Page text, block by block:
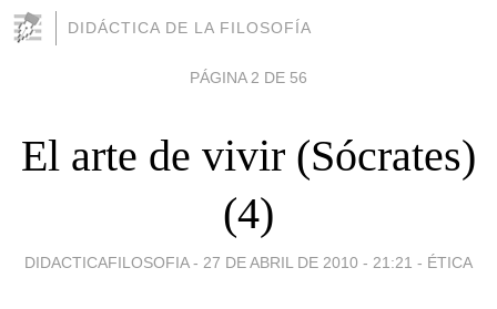
DIDÁCTICA DE LA FILOSOFÍA
PÁGINA 2 DE 56
El arte de vivir (Sócrates)
(4)
DIDACTICAFILOSOFIA - 27 DE ABRIL DE 2010 - 21:21 - ÉTICA